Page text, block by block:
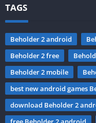
TAGS
Beholder 2 android
Beholder 2 free
Beholder 2 mobile
best new android games
download Beholder 2